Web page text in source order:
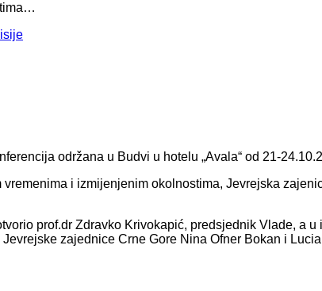
održana u Budvi u hotelu „Avala“ od 21-
vremenima i izmijenjenim okolnostima, Jevrejska
prof.dr Zdravko Krivokapić, predsjednik Vlade, a
zajednice Crne Gore Nina Ofner Bokan i